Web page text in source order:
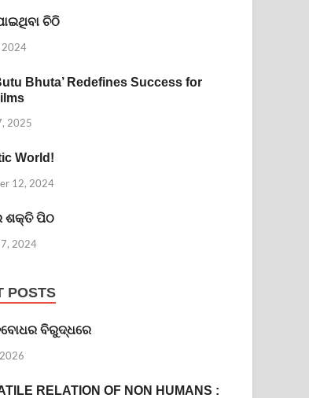
ଚିଠି
2024
Bhuta’ Redefines Success for
2025
World!
12, 2024
ଶକ୍ତି ପିଠ
2024
POSTS
ବିରୁଦ୍ଧରେ
RELATION OF NON HUMANS :